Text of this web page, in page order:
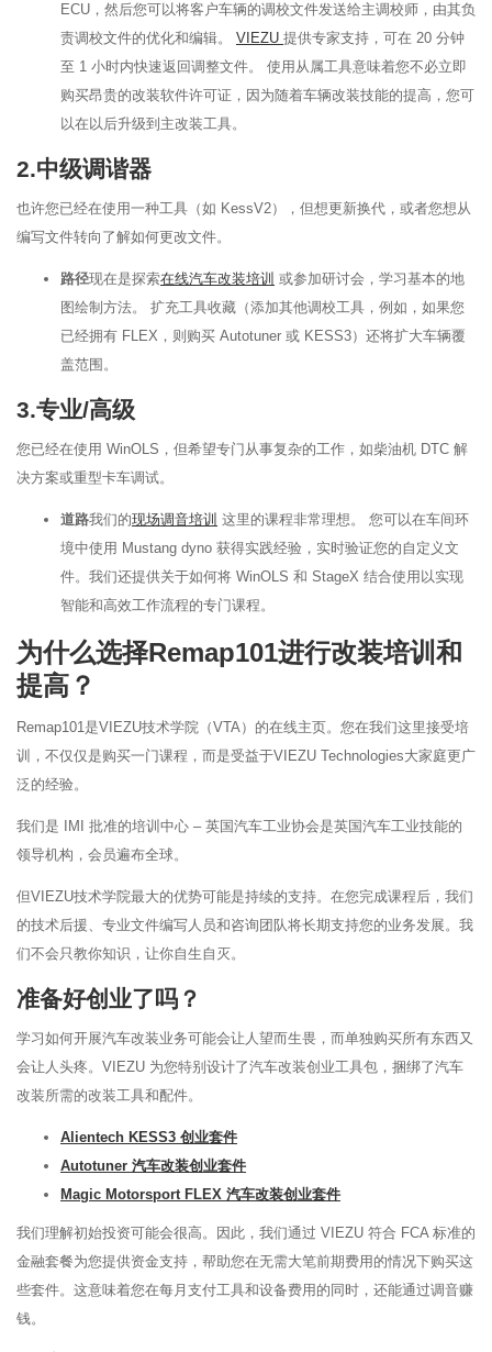
ECU，然后您可以将客户车辆的调校文件发送给主调校师，由其负
责调校文件的优化和编辑。 VIEZU 提供专家支持，可在 20 分钟
至 1 小时内快速返回调整文件。 使用从属工具意味着您不必立即
购买昂贵的改装软件许可证，因为随着车辆改装技能的提高，您可
以在以后升级到主改装工具。
2.中级调谐器
也许您已经在使用一种工具（如 KessV2），但想更新换代，或者您想从
编写文件转向了解如何更改文件。
路径现在是探索在线汽车改装培训 或参加研讨会，学习基本的地
图绘制方法。 扩充工具收藏（添加其他调校工具，例如，如果您
已经拥有 FLEX，则购买 Autotuner 或 KESS3）还将扩大车辆覆
盖范围。
3.专业/高级
您已经在使用 WinOLS，但希望专门从事复杂的工作，如柴油机 DTC 解
决方案或重型卡车调试。
道路我们的现场调音培训 这里的课程非常理想。 您可以在车间环
境中使用 Mustang dyno 获得实践经验，实时验证您的自定义文
件。我们还提供关于如何将 WinOLS 和 StageX 结合使用以实现
智能和高效工作流程的专门课程。
为什么选择Remap101进行改装培训和
提高？
Remap101是VIEZU技术学院（VTA）的在线主页。您在我们这里接受培
训，不仅仅是购买一门课程，而是受益于VIEZU Technologies大家庭更广
泛的经验。
我们是 IMI 批准的培训中心 – 英国汽车工业协会是英国汽车工业技能的
领导机构，会员遍布全球。
但VIEZU技术学院最大的优势可能是持续的支持。在您完成课程后，我们
的技术后援、专业文件编写人员和咨询团队将长期支持您的业务发展。我
们不会只教你知识，让你自生自灭。
准备好创业了吗？
学习如何开展汽车改装业务可能会让人望而生畏，而单独购买所有东西又
会让人头疼。VIEZU 为您特别设计了汽车改装创业工具包，捆绑了汽车
改装所需的改装工具和配件。
Alientech KESS3 创业套件
Autotuner 汽车改装创业套件
Magic Motorsport FLEX 汽车改装创业套件
我们理解初始投资可能会很高。因此，我们通过 VIEZU 符合 FCA 标准的
金融套餐为您提供资金支持，帮助您在无需大笔前期费用的情况下购买这
些套件。这意味着您在每月支付工具和设备费用的同时，还能通过调音赚
钱。